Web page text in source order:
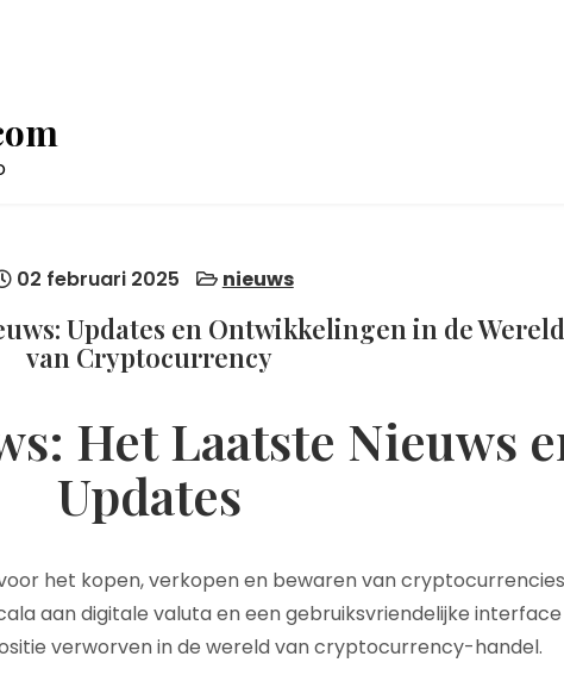
02 februari 2025 nieuws
Updates en Ontwikkelingen in de Wereld
van Cryptocurrency
Het Laatste Nieuws
Updates
het kopen, verkopen en bewaren van
aan digitale valuta en een gebruiksvriendelijke interface
verworven in de wereld van cryptocurrency-handel.